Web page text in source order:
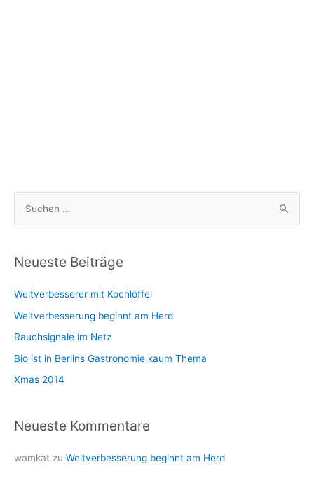
h
n
n
a
Neueste Beiträge
Weltverbesserer mit Kochlöffel
Weltverbesserung beginnt am Herd
Rauchsignale im Netz
Bio ist in Berlins Gastronomie kaum Thema
Xmas 2014
Neueste Kommentare
wamkat zu Weltverbesserung beginnt am Herd